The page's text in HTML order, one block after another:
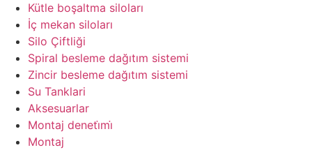
Kütle boşaltma siloları
İç mekan siloları
Silo Çiftliği
Spiral besleme dağıtım sistemi
Zincir besleme dağıtım sistemi
Su Tanklari
Aksesuarlar
Montaj deneti̇mi̇
Montaj